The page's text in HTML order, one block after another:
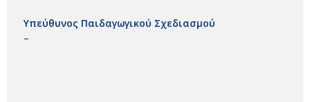
Υπεύθυνος Παιδαγωγικού Σχεδιασμού
–